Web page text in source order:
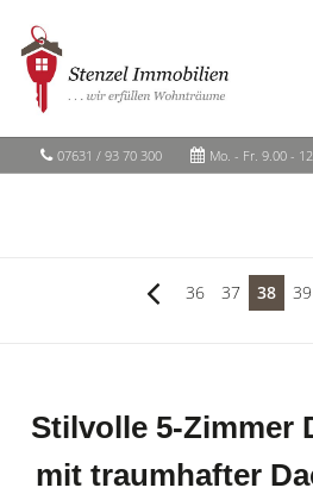
07631 / 93 70 300 Mo. - Fr. 9.00 -
36 37 38 39
Stilvolle 5-Zimmer
mit traumhafter